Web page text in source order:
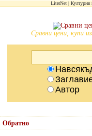
LiterNet Културни
Сравни цени, купи
Автор
Обратно